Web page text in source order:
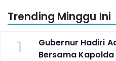
Trending Minggu Ini
1
Gubernur Hadiri
Bersama